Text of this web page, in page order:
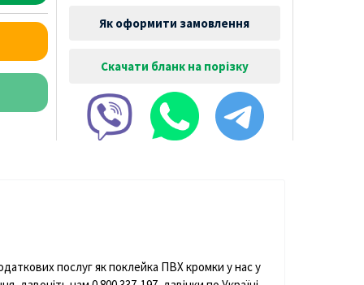
Як оформити замовлення
Скачати бланк на порізку
послуг як поклейка ПВХ кромки у нас у